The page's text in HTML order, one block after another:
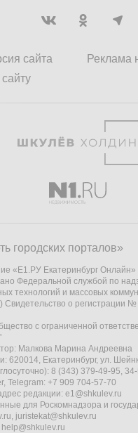
сайта
Реклама
городских порталов»
«Е1.РУ Екатеринбург Онлайн»
Федеральной службой по
технологий и массовых
Свидетельство о регистрации
с ограниченной
Малкова Марина Андреевна
620014, Екатеринбург, ул.
8 (343) 379-49-95,
Telegram: +7 909 704-57-70
редакции: e1@shkulev.ru
для Роскомнадзора и
, juristekat@shkulev.ru
help@shkulev.ru